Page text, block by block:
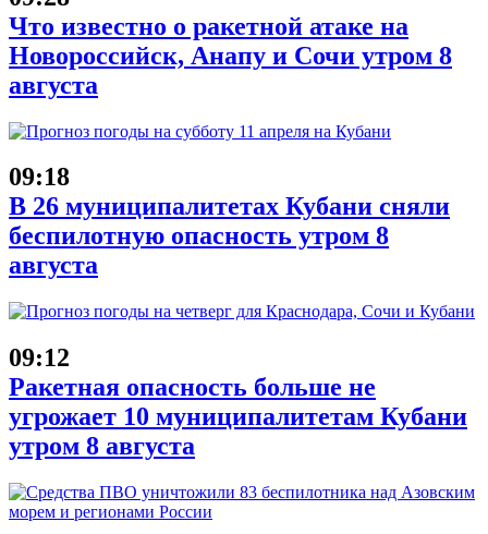
Что известно о ракетной атаке на
Новороссийск, Анапу и Сочи утром 8
августа
09:18
В 26 муниципалитетах Кубани сняли
беспилотную опасность утром 8
августа
09:12
Ракетная опасность больше не
угрожает 10 муниципалитетам Кубани
утром 8 августа